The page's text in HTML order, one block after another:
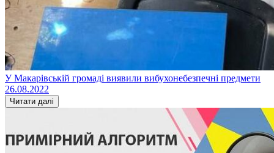
У Макарівській громаді виявили вибухонебезпечні предмети
26.08.2022
Читати далі